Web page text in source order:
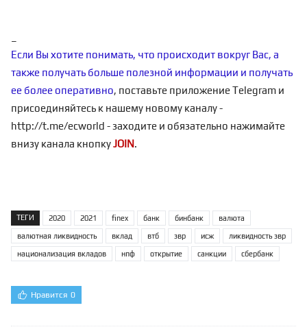
Если Вы хотите понимать, что происходит вокруг Вас, а
также получать больше полезной информации и получать
ее более оперативно, поставьте приложение Telegram и
присоединяйтесь к нашему новому каналу -
http://t.me/ecworld - заходите и обязательно нажимайте
внизу канала кнопкуJOIN.
ТЕГИ 2020 2021 finex банк бинбанк валюта
валютная ликвидность вклад втб звр исж ликвидность звр
национализация вкладов нпф открытие санкции сбербанк
Нравится 0